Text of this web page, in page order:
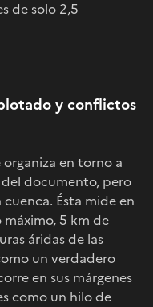
de solo 2,5
y conflictos
en torno a
documento, pero
Ésta mide en
5 km de
áridas de las
un verdadero
en sus márgenes
como un hilo de